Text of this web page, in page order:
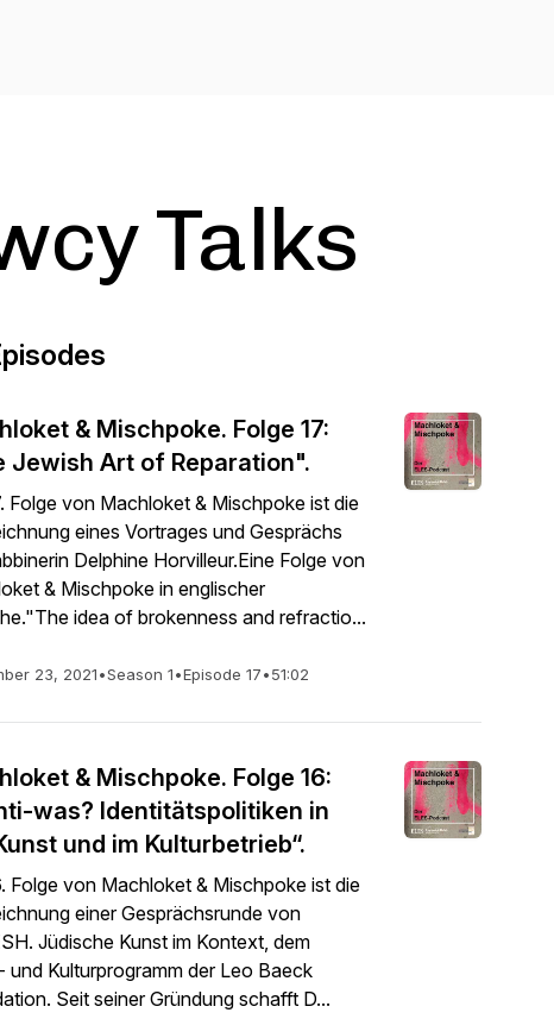
Talks
& Mischpoke. Folge 17:
Jewish Art of Reparation".
Folge von Machloket & Mischpoke ist die
eines Vortrages und Gesprächs
Delphine Horvilleur.Eine Folge von
& Mischpoke in englischer
idea of brokenness and refractio...
23, 2021•Season 1•Episode 17•51:02
& Mischpoke. Folge 16:
was? Identitätspolitiken in
und im Kulturbetrieb“.
Folge von Machloket & Mischpoke ist die
einer Gesprächsrunde von
Jüdische Kunst im Kontext, dem
und Kulturprogramm der Leo Baeck
Seit seiner Gründung schafft D...